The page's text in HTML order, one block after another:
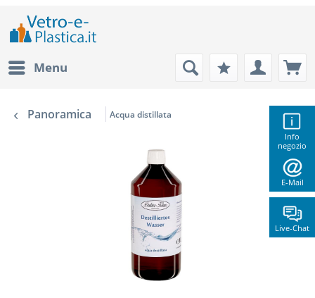
Info
negozio
E-Mail
Live-Chat
Menu
Panoramica Acqua distillata